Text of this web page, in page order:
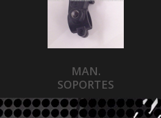
MAN.
SOPORTES